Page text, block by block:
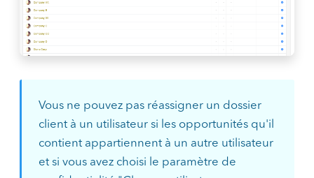
Vous ne pouvez pas réassigner un dossier
client à un utilisateur si les opportunités qu'il
contient appartiennent à un autre utilisateur
et si vous avez choisi le paramètre de